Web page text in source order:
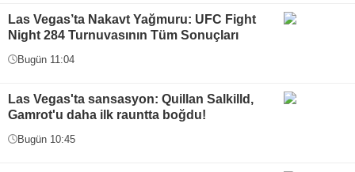
Las Vegas’ta Nakavt Yağmuru: UFC Fight
Night 284 Turnuvasının Tüm Sonuçları
Bugün 11:04
Las Vegas'ta sansasyon: Quillan Salkilld,
Gamrot'u daha ilk rauntta boğdu!
Bugün 10:45